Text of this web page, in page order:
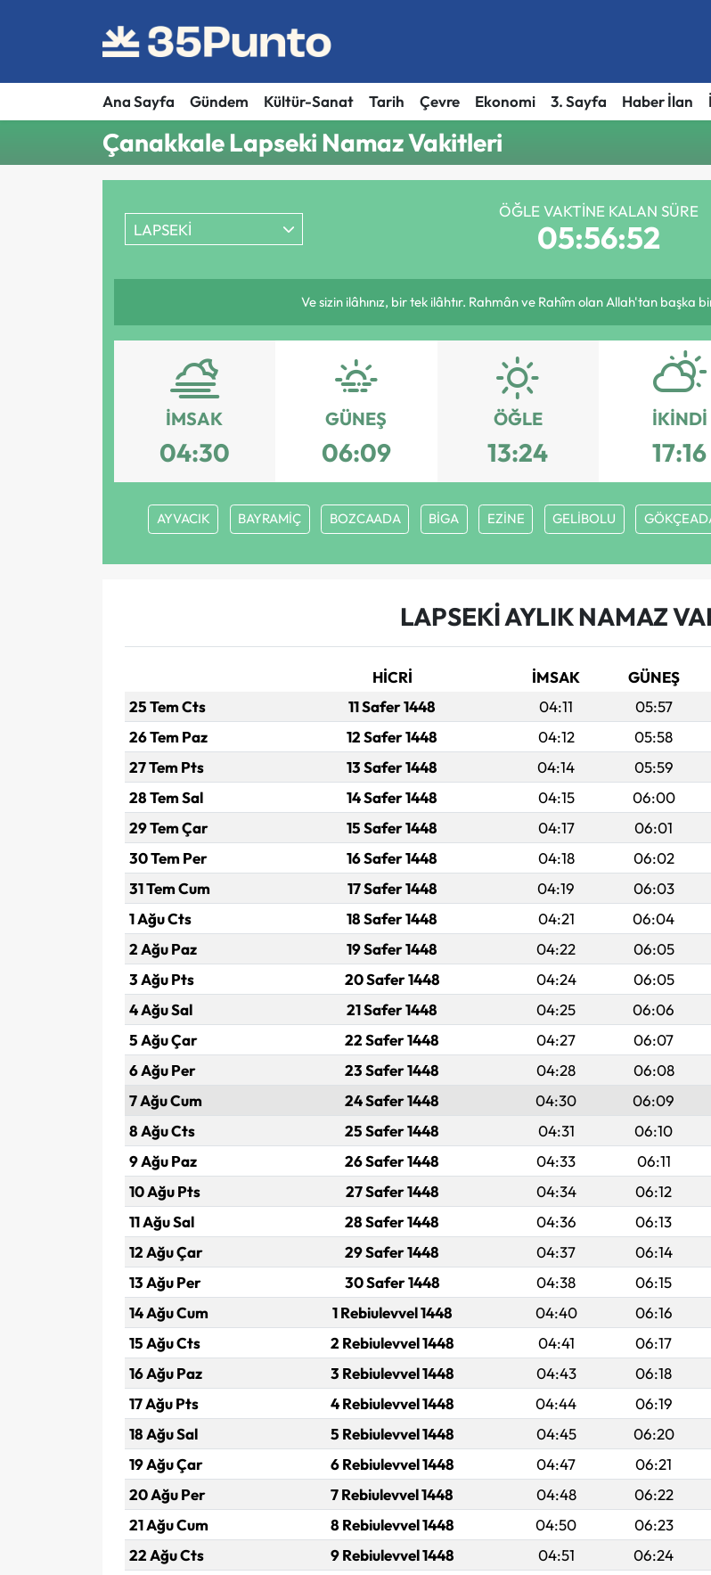
Ana Sayfa Gündem Kültür-Sanat Tarih Çevre Ekonomi 3. Sayfa Haber İlan
Çanakkale Lapseki Namaz Vakitleri
LAPSEKİ
ÖĞLE VAKTINE KALAN SÜRE
05:56:52
Ve sizin ilâhınız, bir tek ilâhtır. Rahmân ve Rahîm olan Allah'tan başka
İMSAK
04:30
GÜNEŞ
06:09
ÖĞLE
13:24
İKINDI
17:16
AYVACIK BAYRAMİÇ BOZCAADA BİGA EZİNE GELİBOLU
LAPSEKİ AYLIK NAMAZ
HİCRİ İMSAK GÜNEŞ
25 Tem Cts
11 Safer 1448 04:11 05:57
26 Tem Paz
12 Safer 1448 04:12 05:58
27 Tem Pts
13 Safer 1448 04:14 05:59
28 Tem Sal
14 Safer 1448 04:15 06:00
29 Tem Çar
15 Safer 1448 04:17 06:01
30 Tem Per
16 Safer 1448 04:18 06:02
31 Tem Cum
17 Safer 1448 04:19 06:03
1 Ağu Cts
18 Safer 1448 04:21 06:04
2 Ağu Paz
19 Safer 1448 04:22 06:05
3 Ağu Pts
20 Safer 1448 04:24 06:05
4 Ağu Sal
21 Safer 1448 04:25 06:06
5 Ağu Çar
22 Safer 1448 04:27 06:07
6 Ağu Per
23 Safer 1448 04:28 06:08
7 Ağu Cum
24 Safer 1448 04:30 06:09
8 Ağu Cts
25 Safer 1448 04:31 06:10
9 Ağu Paz
26 Safer 1448 04:33 06:11
10 Ağu Pts
27 Safer 1448 04:34 06:12
11 Ağu Sal
28 Safer 1448 04:36 06:13
12 Ağu Çar
29 Safer 1448 04:37 06:14
13 Ağu Per
30 Safer 1448 04:38 06:15
14 Ağu Cum
1 Rebiulevvel 1448 04:40 06:16
15 Ağu Cts
2 Rebiulevvel 1448 04:41 06:17
16 Ağu Paz
3 Rebiulevvel 1448 04:43 06:18
17 Ağu Pts
4 Rebiulevvel 1448 04:44 06:19
18 Ağu Sal
5 Rebiulevvel 1448 04:45 06:20
19 Ağu Çar
6 Rebiulevvel 1448 04:47 06:21
20 Ağu Per
7 Rebiulevvel 1448 04:48 06:22
21 Ağu Cum
8 Rebiulevvel 1448 04:50 06:23
22 Ağu Cts
9 Rebiulevvel 1448 04:51 06:24